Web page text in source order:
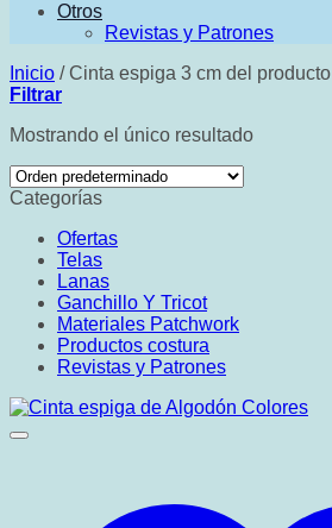
Otros
Revistas y Patrones
Inicio /Cinta espiga 3 cm del producto
Filtrar
Mostrando el único resultado
Categorías
Ofertas
Telas
Lanas
Ganchillo Y Tricot
Materiales Patchwork
Productos costura
Revistas y Patrones